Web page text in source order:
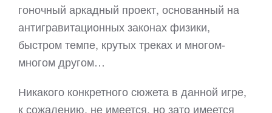
гоночный аркадный проект, основанный на
антигравитационных законах физики,
быстром темпе, крутых треках и многом-
многом другом…
Никакого конкретного сюжета в данной игре,
к сожалению, не имеется, но зато имеется